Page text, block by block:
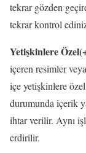
tekrar gözden
tekrar kontrol
Yetişkinlere
içeren resimler
içe yetişkinlere
durumunda içerik
ihtar verilir. Aynı
erdirilir.